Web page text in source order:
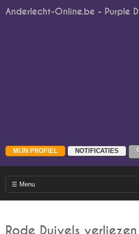
Anderlecht-Online.be - Purple
Rode Duivels